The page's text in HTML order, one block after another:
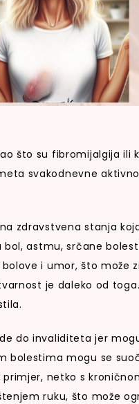
što su fibromijalgija ili
svakodnevne
zdravstvena stanja
astmu, srčane
i umor, što može
je daleko od
do invaliditeta jer
bolestima mogu se
netko s
ruku, što može